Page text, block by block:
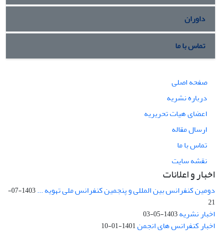
داوران
تماس با ما
صفحه اصلی
درباره نشریه
اعضای هیات تحریریه
ارسال مقاله
تماس با ما
نقشه سایت
اخبار و اعلانات
دومین کنفرانس بین المللی و پنجمین کنفرانس ملی تهویه ...
1403-07-
21
اخبار نشریه1403-05-03
اخبار کنفرانس های انجمن1401-01-10